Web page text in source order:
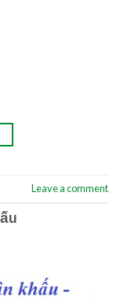
Leave a comment